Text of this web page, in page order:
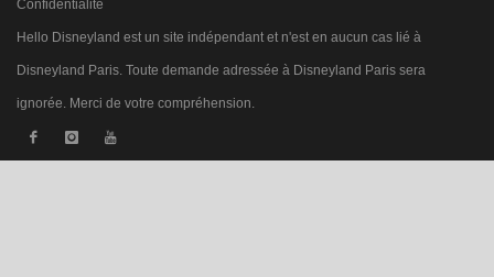
Confidentialité
Hello Disneyland est un site indépendant et n'est en aucun cas lié à
Disneyland Paris. Toute demande adressée à Disneyland Paris sera
ignorée. Merci de votre compréhension.